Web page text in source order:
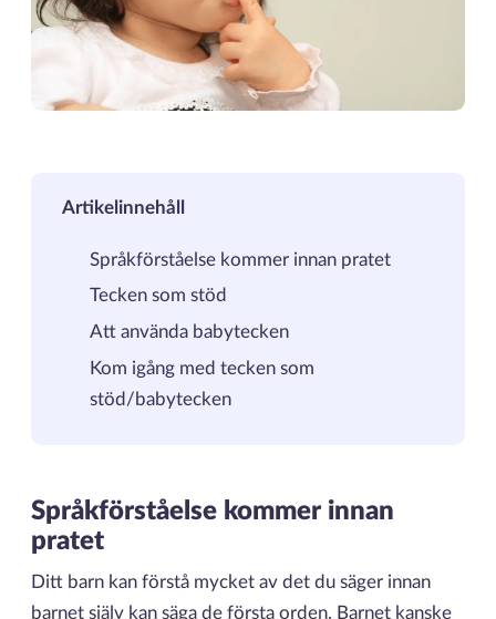
Artikelinnehåll
Språkförståelse kommer innan pratet
Tecken som stöd
Att använda babytecken
Kom igång med tecken som
stöd/babytecken
Språkförståelse kommer innan
pratet
Ditt barn kan förstå mycket av det du säger innan
barnet själv kan säga de första orden. Barnet kanske